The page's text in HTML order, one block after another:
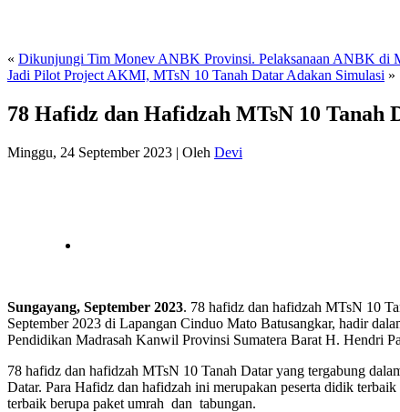
« Dikunjungi Tim Monev ANBK Provinsi. Pelaksanaan ANBK
Jadi Pilot Project AKMI, MTsN 10 Tanah Datar Adakan Simulasi »
78 Hafidz dan Hafidzah MTsN 10 Tanah
Minggu, 24 September 2023 | Oleh Devi
Sungayang, September 2023. 78 hafidz dan hafidzah MTsN 10
September 2023 di Lapangan Cinduo Mato Batusangkar, hadir
Pendidikan Madrasah Kanwil Provinsi Sumatera Barat H. Hendri
78 hafidz dan hafidzah MTsN 10 Tanah Datar yang tergabung
Datar. Para Hafidz dan hafidzah ini merupakan peserta didik
terbaik berupa paket umrah dan tabungan.